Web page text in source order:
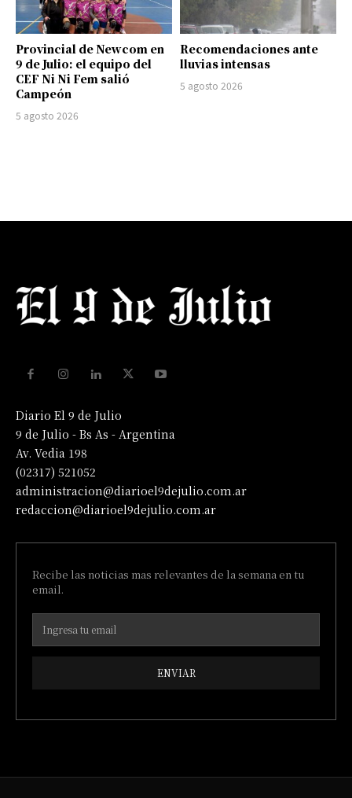
Provincial de Newcom en
9 de Julio: el equipo del
CEF Ni Ni Fem salió
Campeón
5 agosto 2026
Recomendaciones ante
lluvias intensas
5 agosto 2026
Diario El 9 de Julio
9 de Julio - Bs As - Argentina
Av. Vedia 198
(02317) 521052
administracion@diarioel9dejulio.com.ar
redaccion@diarioel9dejulio.com.ar
Recibe las noticias mas relevantes de la semana en tu
email.
ENVIAR